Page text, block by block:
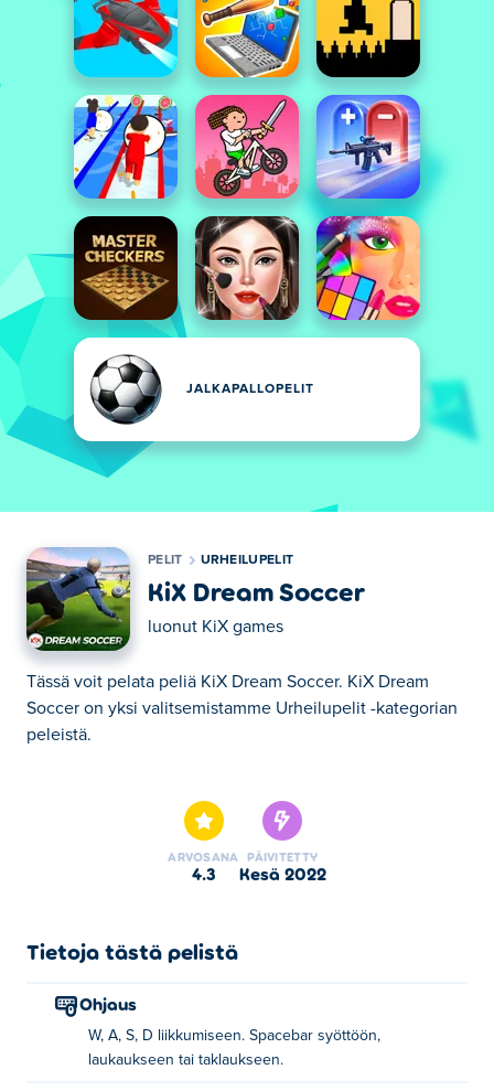
JALKAPALLOPELIT
PELIT URHEILUPELIT
KiX Dream Soccer
luonut KiX games
Tässä voit pelata peliä KiX Dream Soccer. KiX Dream
Soccer on yksi valitsemistamme Urheilupelit -kategorian
peleistä.
ARVOSANA
4.3
PÄIVITETTY
kesä 2022
Tietoja tästä pelistä
Ohjaus
W, A, S, D liikkumiseen. Spacebar syöttöön,
laukaukseen tai taklaukseen.